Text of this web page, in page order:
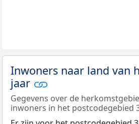
Inwoners naar land van
jaar
Gegevens over de
inwoners in het postcodegebied